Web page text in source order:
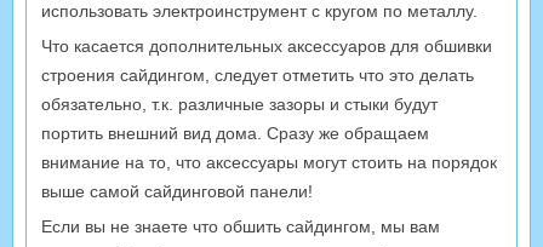
использовать электроинструмент с кругом по металлу.
Что касается дополнительных аксессуаров для обшивки
строения сайдингом, следует отметить что это делать
обязательно, т.к. различные зазоры и стыки будут
портить внешний вид дома. Сразу же обращаем
внимание на то, что аксессуары могут стоить на порядок
выше самой сайдинговой панели!
Если вы не знаете что обшить сайдингом, мы вам